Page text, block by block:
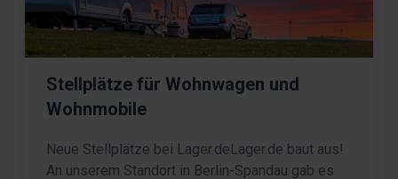
Stellplätze für Wohnwagen und
Wohnmobile
Neue Stellplätze bei Lager.deLager.de baut aus!
An unserem Standort in Berlin-Spandau gab es